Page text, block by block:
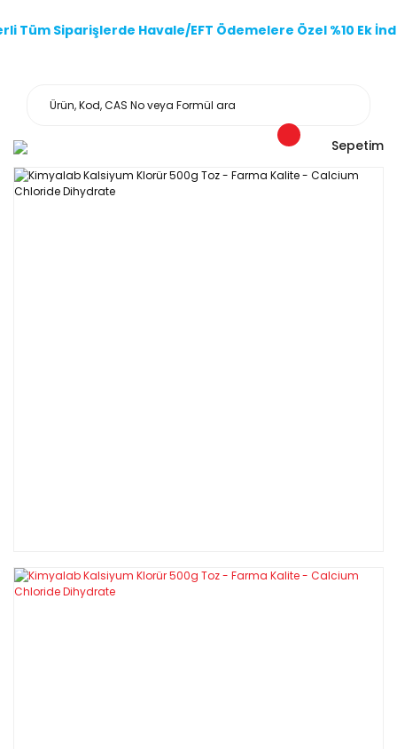
Tüm Siparişlerde Havale/EFT Ödemelere Özel %10 Ek
Sepetim